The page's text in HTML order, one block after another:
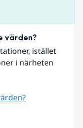
värden?
istället
i närheten